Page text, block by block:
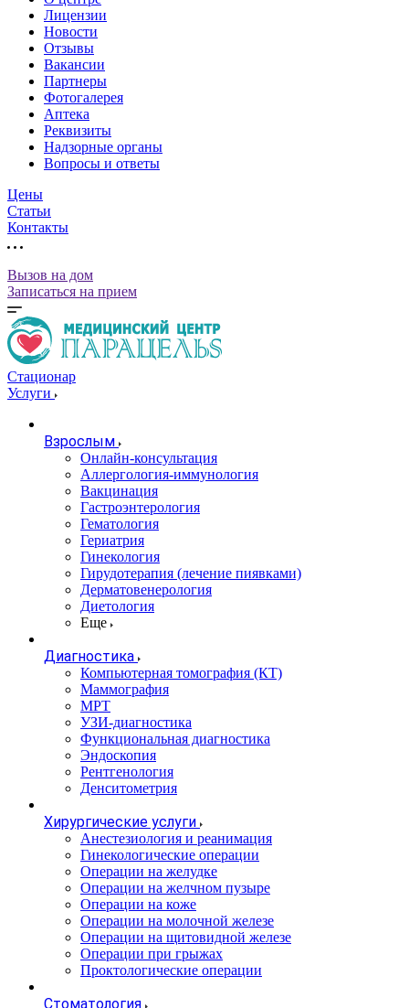
Лицензии
Новости
Отзывы
Вакансии
Партнеры
Фотогалерея
Аптека
Реквизиты
Надзорные органы
Вопросы и ответы
Цены
Статьи
Контакты
Вызов на дом
Записаться на прием
Стационар
Услуги
Взрослым
Онлайн-консультация
Аллергология-иммунология
Вакцинация
Гастроэнтерология
Гематология
Гериатрия
Гинекология
Гирудотерапия (лечение пиявками)
Дерматовенерология
Диетология
Еще
Диагностика
Компьютерная томография (КТ)
Маммография
МРТ
УЗИ-диагностика
Функциональная диагностика
Эндоскопия
Рентгенология
Денситометрия
Хирургические услуги
Анестезиология и реанимация
Гинекологические операции
Операции на желудке
Операции на желчном пузыре
Операции на коже
Операции на молочной железе
Операции на щитовидной железе
Операции при грыжах
Проктологические операции
Стоматология